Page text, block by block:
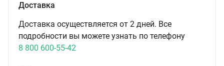
Доставка
Доставка осуществляется от 2 дней. Все
подробности вы можете узнать по телефону
8 800 600-55-42